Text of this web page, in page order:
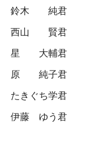
鈴木 純君
西山 賢君
星 大輔君
原 純子君
たきぐち学君
伊藤 ゆう君